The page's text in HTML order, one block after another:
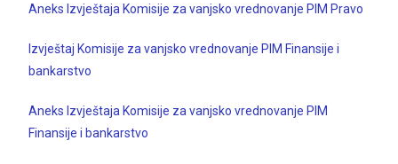
Aneks Izvještaja Komisije za vanjsko vrednovanje PIM Pravo
Izvještaj Komisije za vanjsko vrednovanje PIM Finansije i
bankarstvo
Aneks Izvještaja Komisije za vanjsko vrednovanje PIM
Finansije i bankarstvo